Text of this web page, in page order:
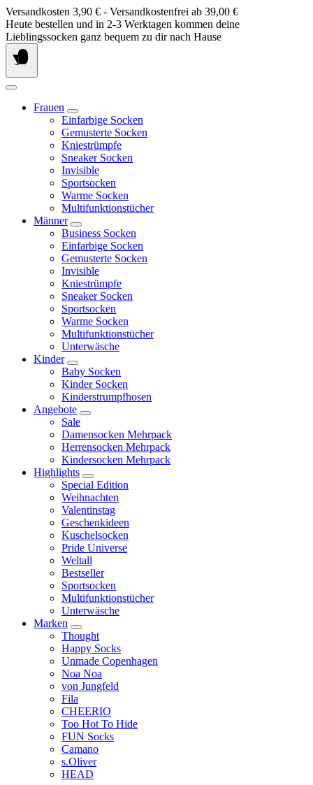
Springe
zum
Inhalt
Versandkosten 3,90 € - Versandkostenfrei ab 39,00 €
Heute bestellen und in 2-3 Werktagen kommen deine
Lieblingssocken ganz bequem zu dir nach Hause
Frauen
Einfarbige Socken
Gemusterte Socken
Kniestrümpfe
Sneaker Socken
Invisible
Sportsocken
Warme Socken
Multifunktionstücher
Männer
Business Socken
Einfarbige Socken
Gemusterte Socken
Invisible
Kniestrümpfe
Sneaker Socken
Sportsocken
Warme Socken
Multifunktionstücher
Unterwäsche
Kinder
Baby Socken
Kinder Socken
Kinderstrumpfhosen
Angebote
Sale
Damensocken Mehrpack
Herrensocken Mehrpack
Kindersocken Mehrpack
Highlights
Special Edition
Weihnachten
Valentinstag
Geschenkideen
Kuschelsocken
Pride Universe
Weltall
Bestseller
Sportsocken
Multifunktionstücher
Unterwäsche
Marken
Thought
Happy Socks
Unmade Copenhagen
Noa Noa
von Jungfeld
Fila
CHEERIO
Too Hot To Hide
FUN Socks
Camano
s.Oliver
HEAD